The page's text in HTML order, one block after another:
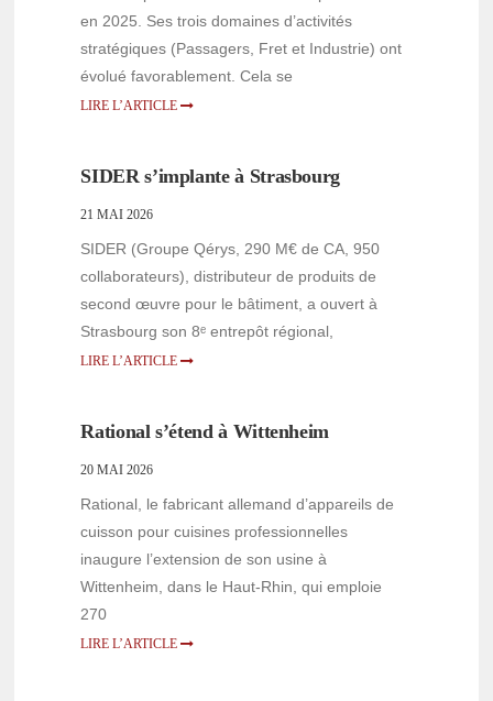
en 2025. Ses trois domaines d’activités
stratégiques (Passagers, Fret et Industrie) ont
évolué favorablement. Cela se
LIRE L’ARTICLE
SIDER s’implante à Strasbourg
21 MAI 2026
SIDER (Groupe Qérys, 290 M€ de CA, 950
collaborateurs), distributeur de produits de
second œuvre pour le bâtiment, a ouvert à
Strasbourg son 8ᵉ entrepôt régional,
LIRE L’ARTICLE
Rational s’étend à Wittenheim
20 MAI 2026
Rational, le fabricant allemand d’appareils de
cuisson pour cuisines professionnelles
inaugure l’extension de son usine à
Wittenheim, dans le Haut-Rhin, qui emploie
270
LIRE L’ARTICLE